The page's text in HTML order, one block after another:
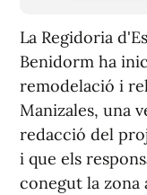
La Regidoria
Benidorm ha
remodelació i
Manizales, una
redacció del
i que els
conegut la zona